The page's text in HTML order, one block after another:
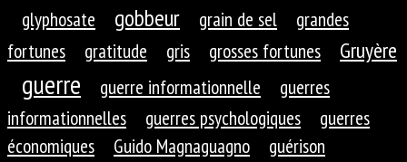
glyphosate
gobbeur grain de sel
grandes
fortunes
gratitude gris grosses fortunes Gruyère
guerre guerre informationnelle
guerres
informationnelles
guerres psychologiques
guerres
économiques
Guido Magnaguagno
guérison